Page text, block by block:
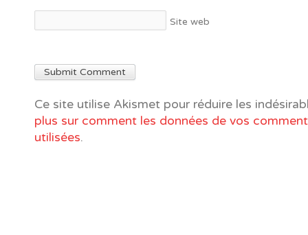
Site web
Ce site utilise Akismet pour réduire les
plus sur comment les données de vos
utilisées.